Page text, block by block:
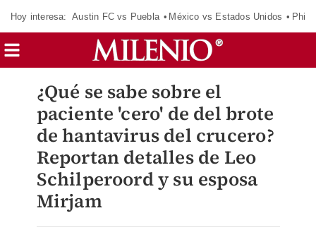
Hoy interesa: Austin FC vs Puebla México vs Estados Unidos
¿Qué se sabe sobre el
paciente 'cero' de del brote
de hantavirus del crucero?
Reportan detalles de Leo
Schilperoord y su esposa
Mirjam